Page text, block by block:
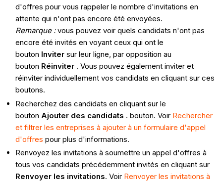
d'offres pour vous rappeler le nombre d'invitations en
attente qui n'ont pas encore été envoyées.
Remarque :vous pouvez voir quels candidats n'ont pas
encore été invités en voyant ceux qui ont le
bouton Inviter sur leur ligne, par opposition au
bouton Réinviter . Vous pouvez également inviter et
réinviter individuellement vos candidats en cliquant sur ces
boutons.
Recherchez des candidats en cliquant sur le
bouton Ajouter des candidats . bouton. Voir Rechercher
et filtrer les entreprises à ajouter à un formulaire d'appel
d'offres pour plus d'informations.
Renvoyez les invitations à soumettre un appel d'offres à
tous vos candidats précédemment invités en cliquant sur
Renvoyer les invitations. Voir Renvoyer les invitations à